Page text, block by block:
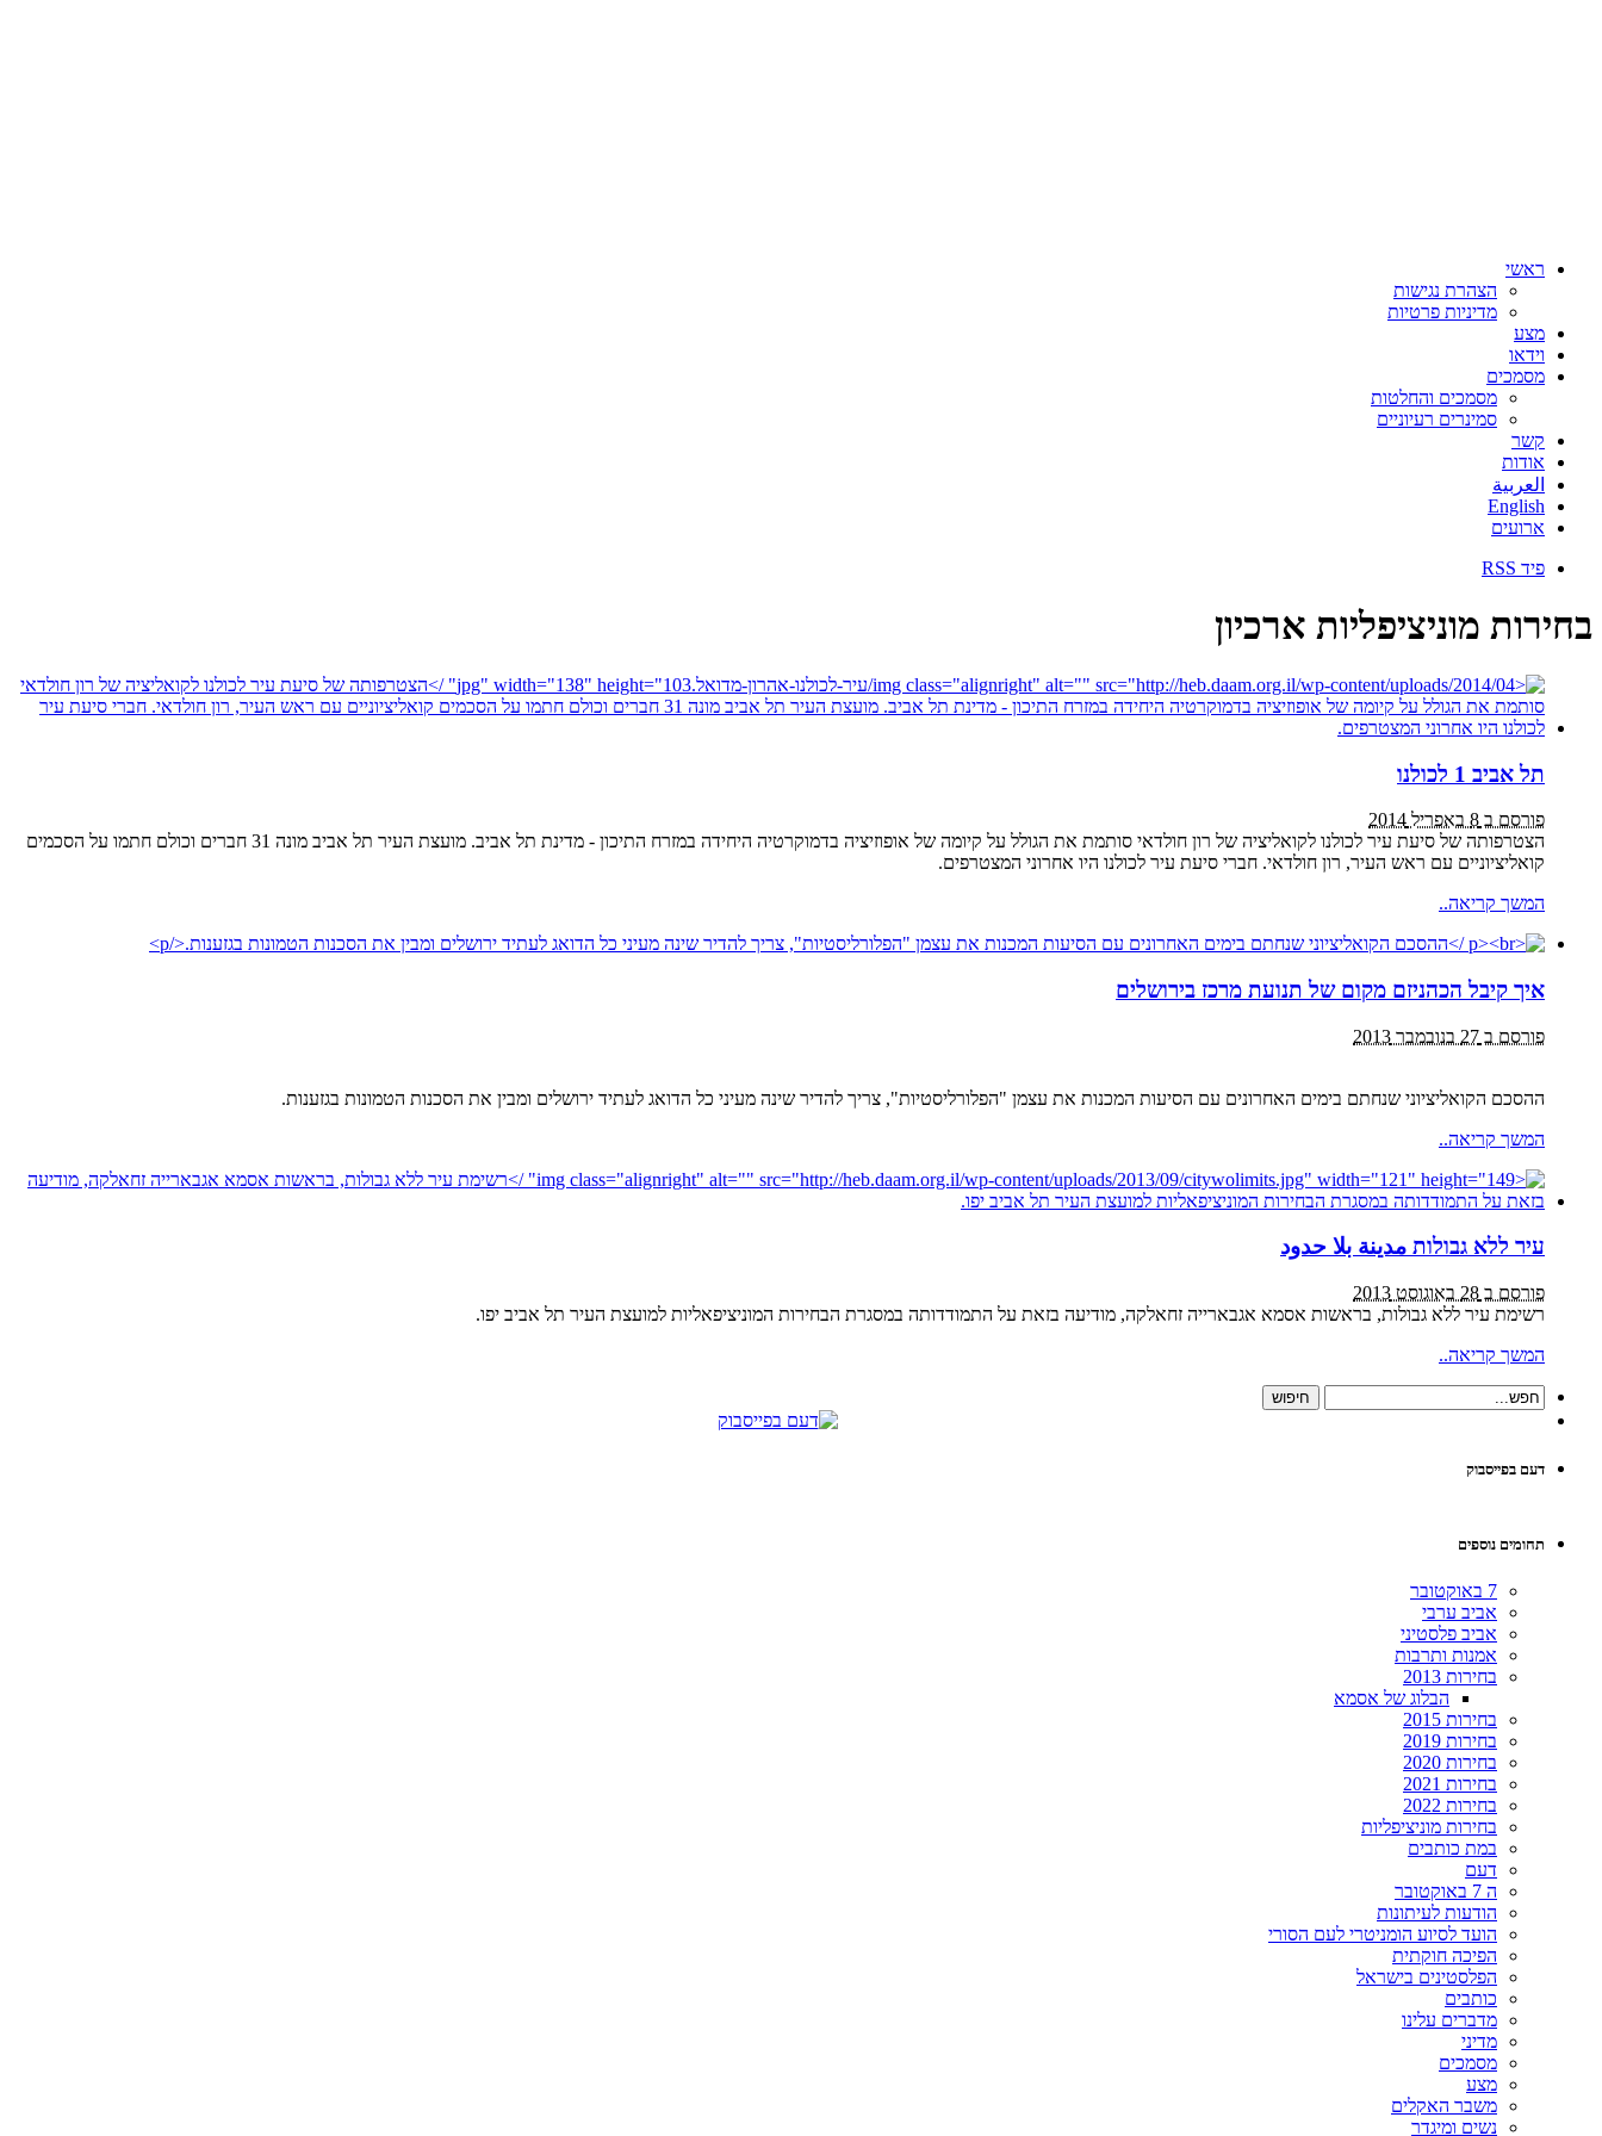
ראשי
הצהרת נגישות
מדיניות פרטיות
מצע
וידאו
מסמכים
מסמכים והחלטות
סמינרים רעיוניים
קשר
אודות
العربية
English
ארועים
פיד RSS
בחירות מוניציפליות ארכיון
תל אביב 1 לכולנו
פורסם ב 8 באפריל 2014
הצטרפותה של סיעת עיר לכולנו לקואליציה של רון חולדאי סותמת את הגולל על קיומה של אופוזיציה בדמוקרטיה היחידה במזרח התיכון - מדינת תל אביב. מועצת העיר תל אביב מונה 31 חברים וכולם חתמו על הסכמים
קואליציוניים עם ראש העיר, רון חולדאי. חברי סיעת עיר לכולנו היו אחרוני המצטרפים.
המשך קריאה..
איך קיבל הכהניזם מקום של תנועת מרכז בירושלים
פורסם ב 27 בנובמבר 2013
ההסכם הקואליציוני שנחתם בימים האחרונים עם הסיעות המכנות את עצמן "הפלורליסטיות", צריך להדיר שינה מעיני כל הדואג לעתיד ירושלים ומבין את הסכנות הטמונות בגזענות.
המשך קריאה..
עיר ללא גבולות مدينة بلا حدود
פורסם ב 28 באוגוסט 2013
רשימת עיר ללא גבולות, בראשות אסמא אגבארייה זחאלקה, מודיעה בזאת על התמודדותה במסגרת הבחירות המוניציפאליות למועצת העיר תל אביב יפו.
המשך קריאה..
דעם בפייסבוק
תחומים נוספים
7 באוקטובר
אביב ערבי
אביב פלסטיני
אמנות ותרבות
בחירות 2013
הבלוג של אסמא
בחירות 2015
בחירות 2019
בחירות 2020
בחירות 2021
בחירות 2022
בחירות מוניציפליות
במת כותבים
דעם
ה 7 באוקטובר
הודעות לעיתונות
הועד לסיוע הומניטרי לעם הסורי
הפיכה חוקתית
הפלסטינים בישראל
כותבים
מדברים עלינו
מדיני
מסמכים
מצע
משבר האקלים
נשים ומיגדר